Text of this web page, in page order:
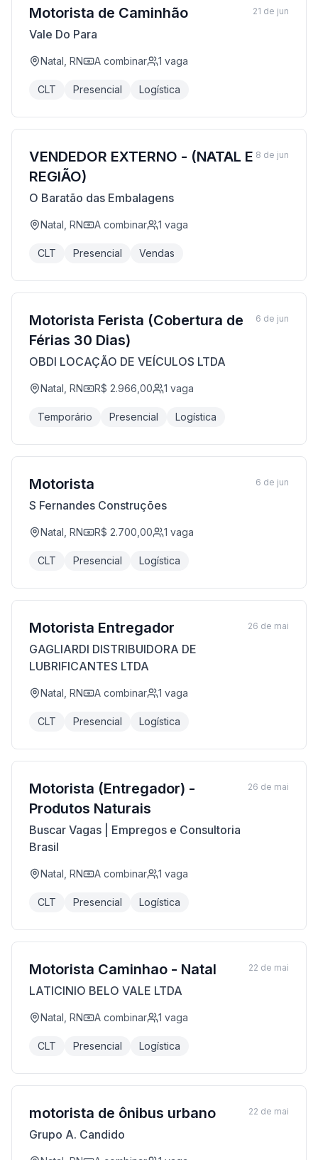
Motorista de Caminhão
Vale Do Para
Natal, RN A combinar 1 vaga
CLT Presencial Logística
21 de jun
VENDEDOR EXTERNO - (NATAL E
REGIÃO)
O Baratão das Embalagens
Natal, RN A combinar 1 vaga
CLT Presencial Vendas
8 de jun
Motorista Ferista (Cobertura de
Férias 30 Dias)
OBDI LOCAÇÃO DE VEÍCULOS LTDA
Natal, RN R$ 2.966,00 1 vaga
Temporário Presencial Logística
6 de jun
Motorista
S Fernandes Construções
Natal, RN R$ 2.700,00 1 vaga
CLT Presencial Logística
6 de jun
Motorista Entregador
GAGLIARDI DISTRIBUIDORA DE
LUBRIFICANTES LTDA
Natal, RN A combinar 1 vaga
CLT Presencial Logística
26 de mai
Motorista (Entregador) -
Produtos Naturais
Buscar Vagas | Empregos e Consultoria
Brasil
Natal, RN A combinar 1 vaga
CLT Presencial Logística
26 de mai
Motorista Caminhao - Natal
LATICINIO BELO VALE LTDA
Natal, RN A combinar 1 vaga
CLT Presencial Logística
22 de mai
motorista de ônibus urbano
Grupo A. Candido
22 de mai